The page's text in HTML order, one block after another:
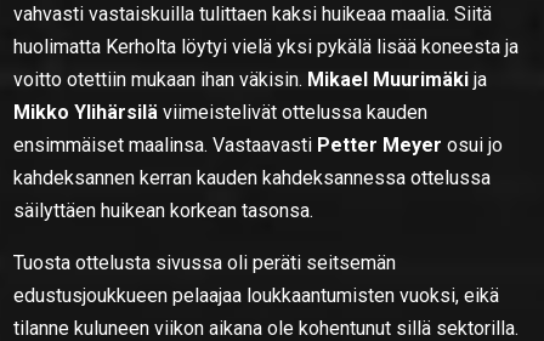
vahvasti vastaiskuilla tulittaen kaksi huikeaa maalia. Siitä
huolimatta Kerholta löytyi vielä yksi pykälä lisää koneesta ja
voitto otettiin mukaan ihan väkisin. Mikael Muurimäkija
Mikko Ylihärsiläviimeistelivät ottelussa kauden
ensimmäiset maalinsa. Vastaavasti Petter Meyerosui jo
kahdeksannen kerran kauden kahdeksannessa ottelussa
säilyttäen huikean korkean tasonsa.
Tuosta ottelusta sivussa oli peräti seitsemän
edustusjoukkueen pelaajaa loukkaantumisten vuoksi, eikä
tilanne kuluneen viikon aikana ole kohentunut sillä sektorilla.